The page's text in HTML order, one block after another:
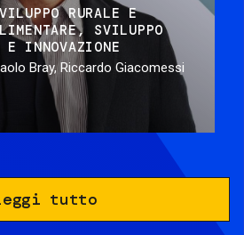
RURALE E
SVILUPPO
E INNOVAZIONE
Bray, Riccardo Giacomessi
tutto